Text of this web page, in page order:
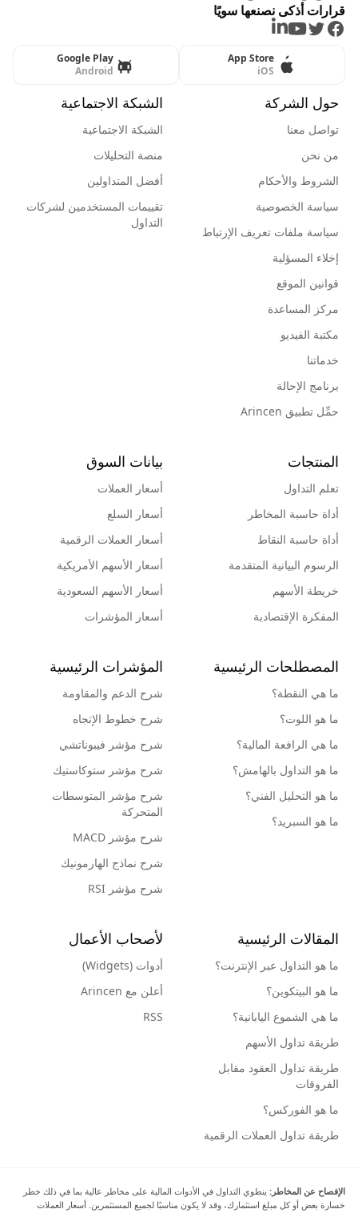
قرارات أذكى نصنعها سويًا
Facebook
Twitter
Youtube
LinkedIn
App Store
iOS
Google Play
Android
حول الشركة
تواصل معنا
من نحن
الشروط والأحكام
سياسة الخصوصية
سياسة ملفات تعريف الإرتباط
إخلاء المسؤلية
قوانين الموقع
مركز المساعدة
مكتبة الفيديو
خدماتنا
برنامج الإحالة
حمِّل تطبيق Arincen
الشبكة الاجتماعية
الشبكة الاجتماعية
منصة التحليلات
أفضل المتداولين
تقييمات المستخدمين لشركات
التداول
المنتجات
تعلم التداول
أداة حاسبة المخاطر
أداة حاسبة النقاط
الرسوم البيانية المتقدمة
خريطة الأسهم
المفكرة الإقتصادية
بيانات السوق
أسعار العملات
أسعار السلع
أسعار العملات الرقمية
أسعار الأسهم الأمريكية
أسعار الأسهم السعودية
أسعار المؤشرات
المصطلحات الرئيسية
ما هي النقطة؟
ما هو اللوت؟
ما هي الرافعة المالية؟
ما هو التداول بالهامش؟
ما هو التحليل الفني؟
ما هو السبريد؟
المؤشرات الرئيسية
شرح الدعم والمقاومة
شرح خطوط الإتجاه
شرح مؤشر فيبوناتشي
شرح مؤشر ستوكاستيك
شرح مؤشر المتوسطات
المتحركة
شرح مؤشر MACD
شرح نماذج الهارمونيك
شرح مؤشر RSI
المقالات الرئيسية
ما هو التداول عبر الإنترنت؟
ما هو البيتكوين؟
ما هي الشموع اليابانية؟
طريقة تداول الأسهم
طريقة تداول العقود مقابل
الفروقات
ما هو الفوركس؟
طريقة تداول العملات الرقمية
لأصحاب الأعمال
أدوات (Widgets)
أعلن مع Arincen
RSS
الإفصاح عن المخاطر: ينطوي التداول في الأدوات المالية على مخاطر عالية بما في ذلك خطر
خسارة بعض أو كل مبلغ استثمارك، وقد لا يكون مناسبًا لجميع المستثمرين. أسعار العملات